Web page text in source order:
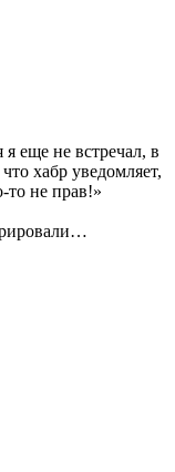
еще не встречал, в
хабр уведомляет,
то не прав!»